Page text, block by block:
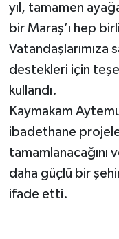
yıl, tamamen
bir Maraş’ı hep
Vatandaşlarımıza
destekleri için
kullandı.
Kaymakam
ibadethane
tamamlanacağını
daha güçlü bir
ifade etti.